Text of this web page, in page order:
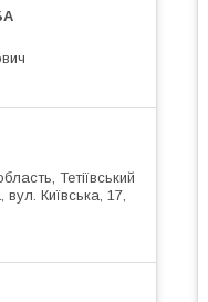
Тетіївський
Київська, 17,